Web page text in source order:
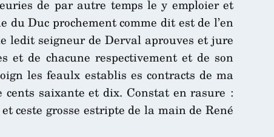
de par autre temps le y emploier et
Duc prochement comme dit est de l’en
ledit seigneur de Derval aprouves et jure
et de chacune respectivement et de son
les feaulx establis es contracts de ma
saixante et dix. Constat en rasure :
ceste grosse estripte de la main de René